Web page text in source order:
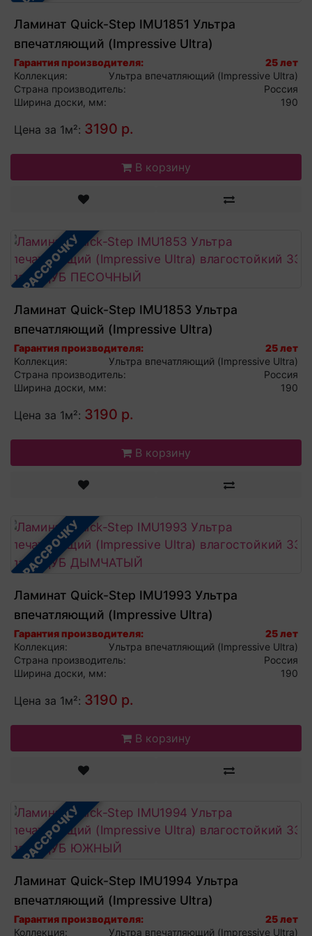
Ламинат Quick-Step IMU1851 Ультра
впечатляющий (Impressive Ultra)
влагостойкий 33 класс ДУБ ДЕРЕВЕНСКИЙ
Гарантия производителя:
25 лет
Коллекция:
Ультра впечатляющий (Impressive Ultra)
Страна производитель:
Россия
Ширина доски, мм:
190
Цена за 1м²: 3190 р.
В корзину
В РАССРОЧКУ
Ламинат Quick-Step IMU1853 Ультра
впечатляющий (Impressive Ultra)
влагостойкий 33 класс ДУБ ПЕСОЧНЫЙ
Гарантия производителя:
25 лет
Коллекция:
Ультра впечатляющий (Impressive Ultra)
Страна производитель:
Россия
Ширина доски, мм:
190
Цена за 1м²: 3190 р.
В корзину
В РАССРОЧКУ
Ламинат Quick-Step IMU1993 Ультра
впечатляющий (Impressive Ultra)
влагостойкий 33 класс ДУБ ДЫМЧАТЫЙ
Гарантия производителя:
25 лет
Коллекция:
Ультра впечатляющий (Impressive Ultra)
Страна производитель:
Россия
Ширина доски, мм:
190
Цена за 1м²: 3190 р.
В корзину
В РАССРОЧКУ
Ламинат Quick-Step IMU1994 Ультра
впечатляющий (Impressive Ultra)
влагостойкий 33 класс ДУБ ЮЖНЫЙ
Гарантия производителя:
25 лет
Коллекция:
Ультра впечатляющий (Impressive Ultra)